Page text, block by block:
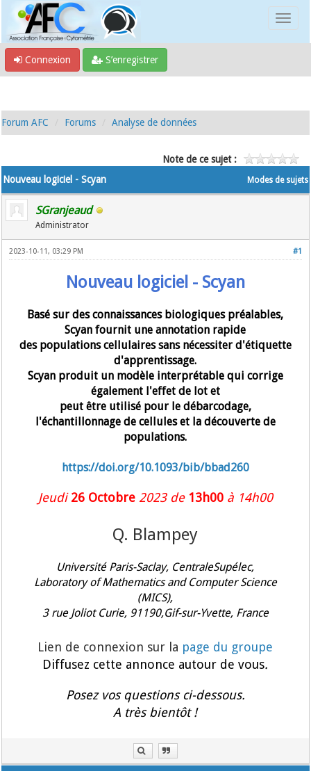
Connexion S’enregistrer
Forum AFC Forums Analyse de données
Note de ce sujet :
Modes de sujets
Nouveau logiciel - Scyan
SGranjeaud
Administrator
#1
2023-10-11, 03:29 PM
Nouveau logiciel - Scyan
Basé sur des connaissances biologiques préalables,
Scyan fournit une annotation rapide
des populations cellulaires sans nécessiter d'étiquette
d'apprentissage.
Scyan produit un modèle interprétable qui corrige
également l'effet de lot et
peut être utilisé pour le débarcodage,
l'échantillonnage de cellules et la découverte de
populations.
https://doi.org/10.1093/bib/bbad260
Jeudi26 Octobre 2023 de 13h00 à 14h00
Q. Blampey
Université Paris-Saclay, CentraleSupélec,
Laboratory of Mathematics and Computer Science
(MICS),
3 rue Joliot Curie, 91190,Gif-sur-Yvette, France
Lien de connexion sur la page du groupe
Diffusez cette annonce autour de vous.
Posez vos questions ci-dessous.
A très bientôt !